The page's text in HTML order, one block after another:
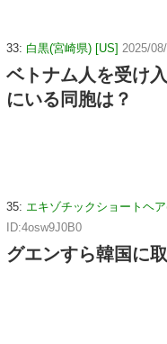
33: 白黒(宮崎県) [US] 2025/
ベトナム人を受け
にいる同胞は？
35: エキゾチックショートヘ
ID:4osw9J0B0
グエンすら韓国に